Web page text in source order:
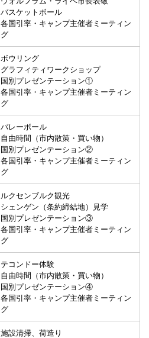
バスケットボール
各国引率・キャンプ主催者ミーティン
グ
ボウリング
グラフィティワークショップ
国別プレゼンテーション①
各国引率・キャンプ主催者ミーティン
グ
バレーボール
自由時間（市内散策・買い物）
国別プレゼンテーション②
各国引率・キャンプ主催者ミーティン
グ
ルクセンブルク観光
シェンゲン（条約締結地）見学
国別プレゼンテーション③
各国引率・キャンプ主催者ミーティン
グ
テコンドー体験
自由時間（市内散策・買い物）
国別プレゼンテーション④
各国引率・キャンプ主催者ミーティン
グ
施設清掃、荷造り